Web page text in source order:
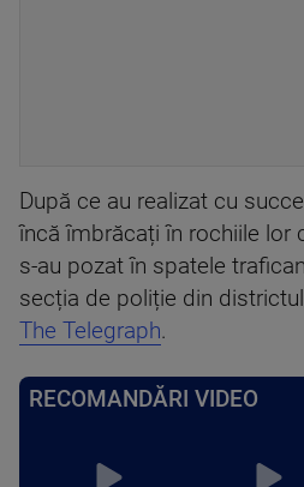
După ce au realizat cu
încă îmbrăcați în rochiile lor
s-au pozat în spatele
secția de poliție din
The Telegraph.
RECOMANDĂRI VIDEO